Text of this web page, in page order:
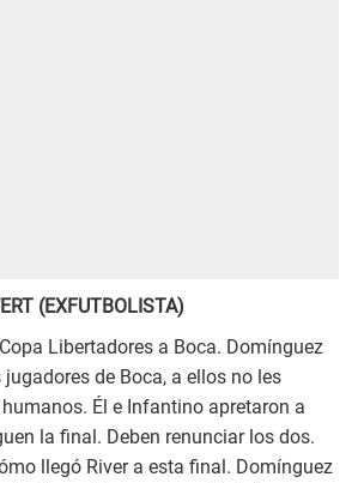
(EXFUTBOLISTA)
Libertadores a Boca. Domínguez
de Boca, a ellos no les
Él e Infantino apretaron a
la final. Deben renunciar los dos.
llegó River a esta final. Domínguez